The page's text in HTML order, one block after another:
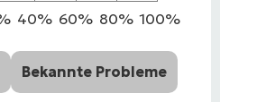
40% 60% 80% 100%
Bekannte Probleme